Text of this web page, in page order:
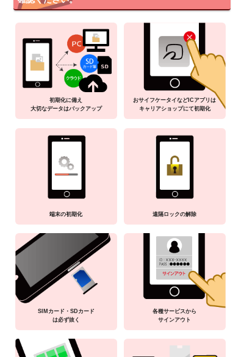
初期化に備え
大切なデータはバックアップ
おサイフケータイなどICアプリは
キャリアショップにて初期化
端末の初期化 遠隔ロックの解除
SIMカード・SDカード
は必ず抜く
各種サービスから
サインアウト